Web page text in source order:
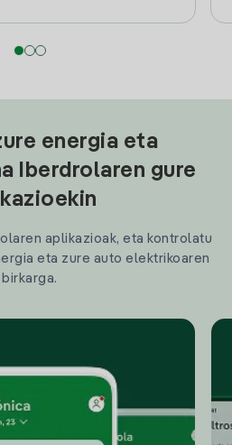
energia eta
Iberdrolaren gure
aplikazioak, eta kontrolatu
eta zure auto elektrikoaren
birkarga.